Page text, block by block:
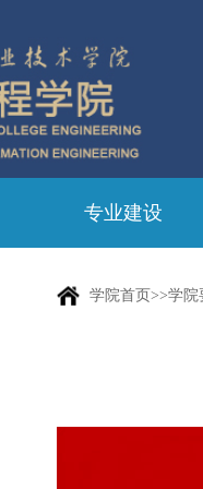
专业建设
学院首页>>学院